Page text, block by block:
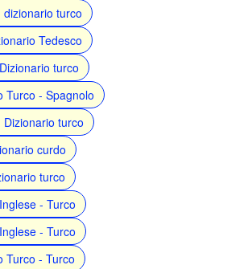
turco
Tedesco
turco
Turco - Spagnolo
turco
curdo
turco
- Turco
- Turco
Turco - Turco